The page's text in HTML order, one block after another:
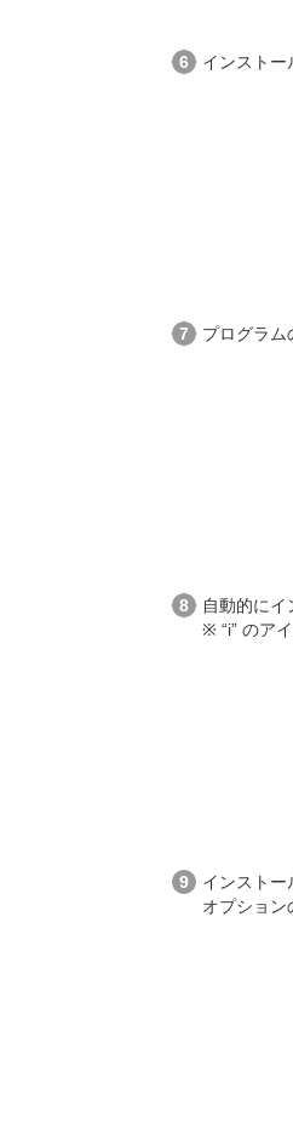
インストー
プログラム
自動的に
※ “i” のア
インストー
オプション